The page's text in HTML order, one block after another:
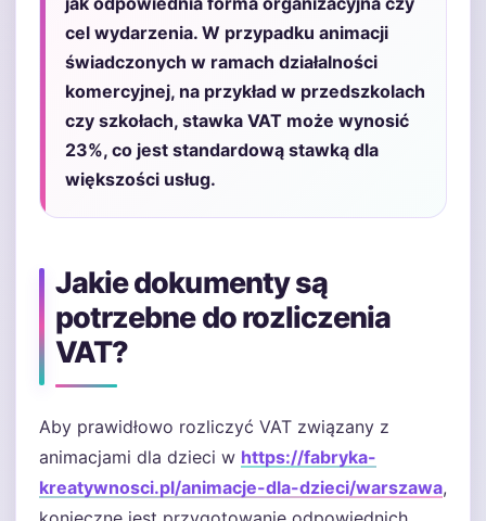
cel wydarzenia. W przypadku animacji
świadczonych w ramach działalności
komercyjnej, na przykład w przedszkolach
czy szkołach, stawka VAT może wynosić
23%, co jest standardową stawką dla
większości usług.
Jakie dokumenty są
potrzebne do rozliczenia
VAT?
Aby prawidłowo rozliczyć VAT związany z
animacjami dla dzieci w https://fabryka-
kreatywnosci.pl/animacje-dla-dzieci/warszawa,